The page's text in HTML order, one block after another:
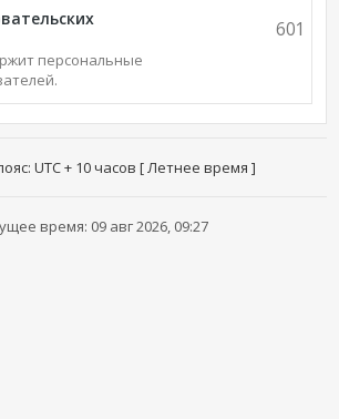
персональные
601
UTC + 10 часов [ Летнее время ]
время: 09 авг 2026, 09:27